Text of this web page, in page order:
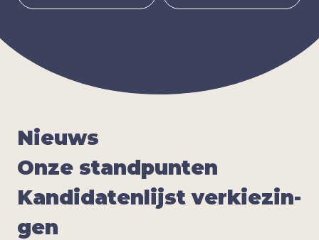
Nieuws
Onze stand­pun­ten
Kan­di­da­ten­lijst ver­kie­zin­
gen